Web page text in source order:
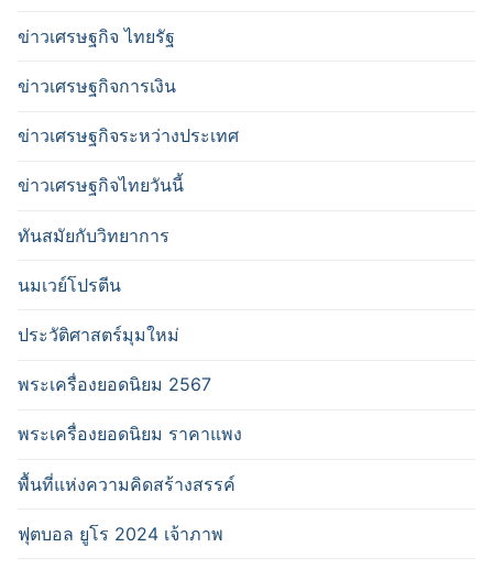
ข่าวเศรษฐกิจ ไทยรัฐ
ข่าวเศรษฐกิจการเงิน
ข่าวเศรษฐกิจระหว่างประเทศ
ข่าวเศรษฐกิจไทยวันนี้
ทันสมัยกับวิทยาการ
นมเวย์โปรตีน
ประวัติศาสตร์มุมใหม่
พระเครื่องยอดนิยม 2567
พระเครื่องยอดนิยม ราคาแพง
พื้นที่แห่งความคิดสร้างสรรค์
ฟุตบอล ยูโร 2024 เจ้าภาพ